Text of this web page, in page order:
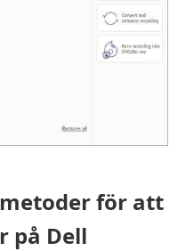
för att
på Dell